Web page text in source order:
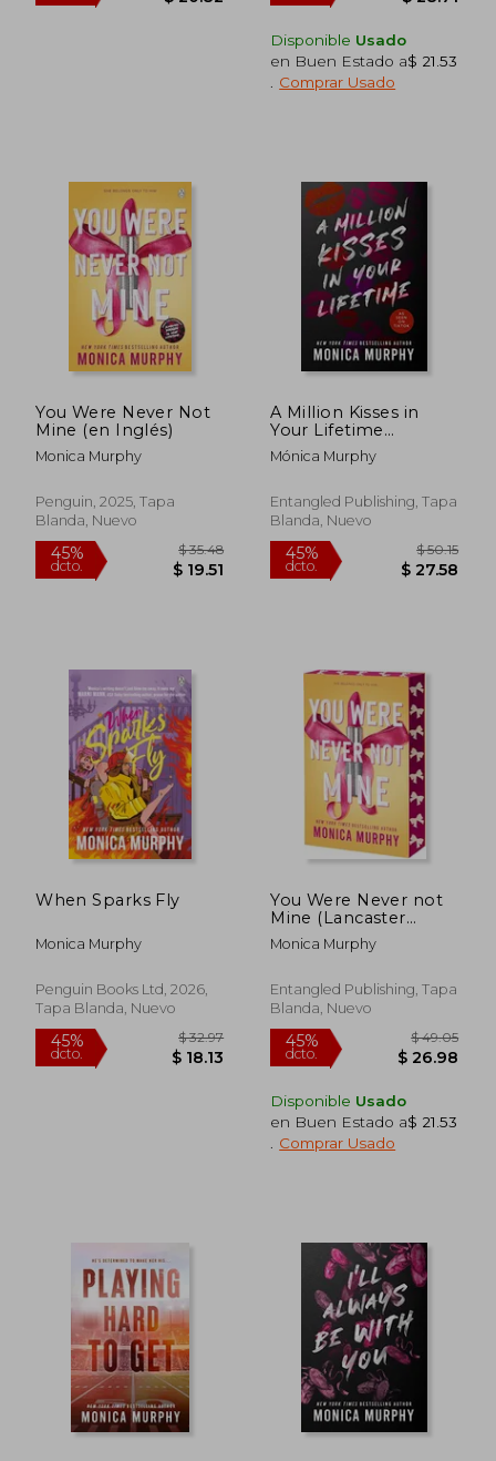
45%
dcto.
45% $ 37.85 45%
dcto.
Disponible Usado
en Buen Estado a$ 21.53
Comprar Usado
You Were Never Not
Mine (en Inglés)
Monica Murphy
Penguin, 2025, Tapa
Blanda, Nuevo
A Million Kisses in
Your Lifetime
(Lancaster Prep, 2)
(en Inglés)
Mónica Murphy
Entangled Publishing, Tapa
Blanda, Nuevo
When Sparks Fly
Monica Murphy
Penguin Books Ltd, 2026,
Tapa Blanda, Nuevo
You Were Never not
Mine (Lancaster
Preparatory School,
3) (en Inglés)
Monica Murphy
Entangled Publishing, Tapa
Blanda, Nuevo
Disponible Usado
en Buen Estado a$ 21.53
Comprar Usado